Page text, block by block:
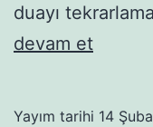
duayı
devam etŞu
Yayım tarihi 14